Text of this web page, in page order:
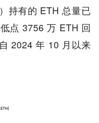
持有的 ETH 总量已
点 3756 万 ETH 回
2024 年 10 月以来